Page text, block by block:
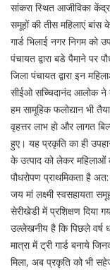
सांकरा स्थित आजीविका
समूहों की तीस महिलाएं बांस
गार्ड भिलाई नगर निगम
पंचायत द्वारा बडे पैमाने पर
जिला पंचायत द्वारा इन
सीईओ सच्चिदानंद आलोक ने
हम सामूहिक फलोद्यान भी
वृहत्तर लाभ हो और लागत
हुए। यह प्रकृति का ही
के उत्पाद को लेकर महिलाओं
पौधरोपण प्राथमिकता है
जय मां लक्ष्मी स्वसहायता
सेरीखेडी में प्रशिक्षण दिया
उल्लेखनीय है कि पिछले वर्ष
मात्रा में ट्री गार्ड बनाये
मिला, अब प्रकृति को भी